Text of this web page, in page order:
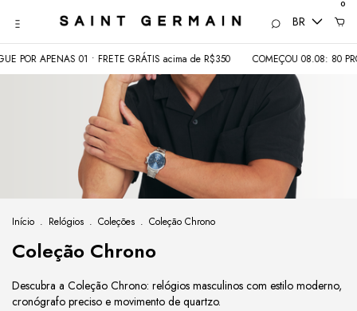
BR
0
01 • FRETE GRÁTIS acima de R$350 COMEÇOU 08.08: 80
Início . Relógios . Coleções . Coleção Chrono
Coleção Chrono
Descubra a Coleção Chrono: relógios masculinos com estilo moderno,
cronógrafo preciso e movimento de quartzo.